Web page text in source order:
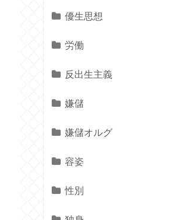
優生思想
労働
反出生主義
嫌儲
嫌儲オルグ
容姿
性別